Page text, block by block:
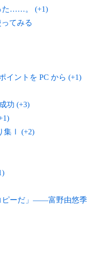
た……。 (+1)
てみる
イントを PC から (+1)
功 (+3)
集Ⅰ (+2)
ピーだ」——富野由悠季